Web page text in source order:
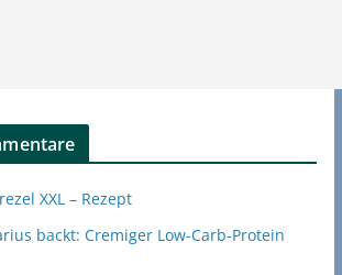
XXL – Rezept
backt: Cremiger Low-Carb-Protein